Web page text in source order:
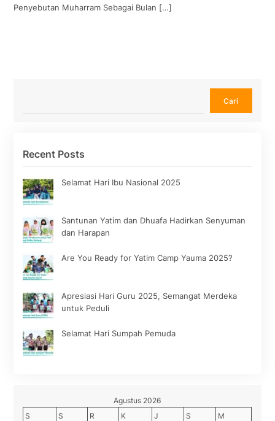
Penyebutan Muharram Sebagai Bulan […]
Cari
Recent Posts
Selamat Hari Ibu Nasional 2025
Santunan Yatim dan Dhuafa Hadirkan Senyuman
dan Harapan
Are You Ready for Yatim Camp Yauma 2025?
Apresiasi Hari Guru 2025, Semangat Merdeka
untuk Peduli
Selamat Hari Sumpah Pemuda
Agustus 2026
S
S R K J S
M